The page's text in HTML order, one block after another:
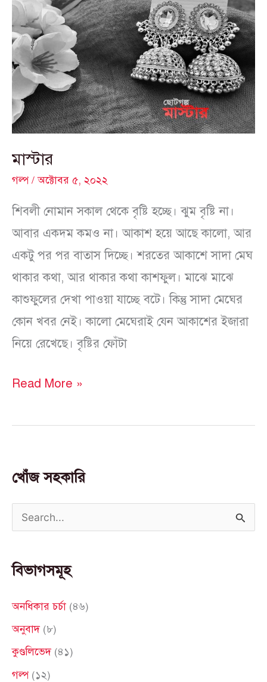
মাস্টার
গল্প/অক্টোবর ৫, ২০২২
শিবলী নোমান সকাল থেকে বৃষ্টি হচ্ছে। ঝুম বৃষ্টি না।
আবার একদম কমও না। আকাশ হয়ে আছে কালো, আর
একটু পর পর বাতাস দিচ্ছে। শরতের আকাশে সাদা মেঘ
থাকার কথা, আর থাকার কথা কাশফুল। মাঝে মাঝে
কাশুফুলের দেখা পাওয়া যাচ্ছে বটে। কিন্তু সাদা মেঘের
কোন খবর নেই। কালো মেঘেরাই যেন আকাশের ইজারা
নিয়ে রেখেছে। বৃষ্টির ফোঁটা
Read More »
খোঁজ সহকারি
a
r
c
o
বিভাগসমূহ
অনধিকার চর্চা (৪৬)
অনুবাদ(৮)
কুণ্ডলিভেদ(৪১)
গল্প(১২)